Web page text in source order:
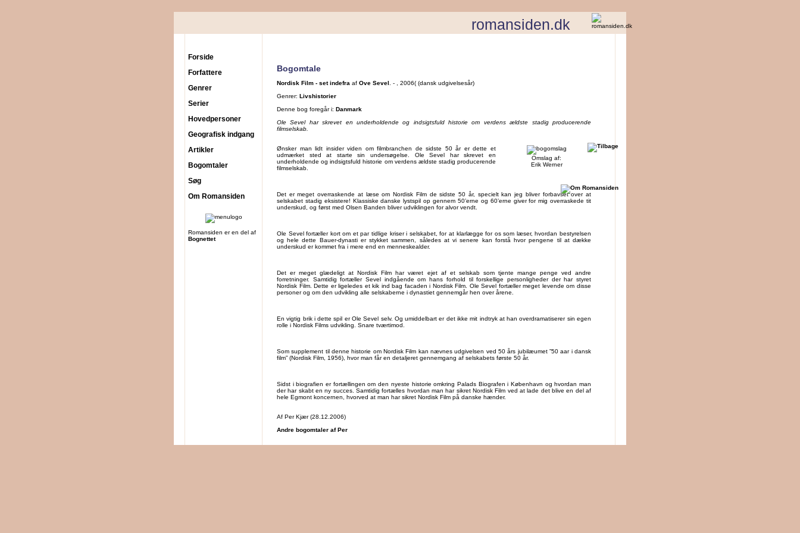
Forside
Forfattere
Genrer
Serier
Hovedpersoner
Geografisk indgang
Artikler
Bogomtaler
Søg
Om Romansiden
Romansiden er en del af
Bognettet
Bogomtale
Nordisk Film - set indefra af Ove Sevel . - , 2006( (dansk udgivelsesår)
Genrer: Livshistorier
Denne bog foregår i: Danmark
Ole Sevel har skrevet en underholdende og indsigtsfuld historie om verdens ældste stadig producerende
filmselskab.
Omslag af:
Erik Werner
Ønsker man lidt insider viden om filmbranchen de sidste 50 år er dette et
udmærket sted at starte sin undersøgelse. Ole Sevel har skrevet en
underholdende og indsigtsfuld historie om verdens ældste stadig producerende
filmselskab.
Det er meget overraskende at læse om Nordisk Film de sidste 50 år, specielt kan jeg bliver forbavset over at
selskabet stadig eksistere! Klassiske danske lystspil op gennem 50’erne og 60’erne giver for mig overraskede tit
underskud, og først med Olsen Banden bliver udviklingen for alvor vendt.
Ole Sevel fortæller kort om et par tidlige kriser i selskabet, for at klarlægge for os som læser, hvordan bestyrelsen
og hele dette Bauer-dynasti er stykket sammen, således at vi senere kan forstå hvor pengene til at dække
underskud er kommet fra i mere end en menneskealder.
Det er meget glædeligt at Nordisk Film har været ejet af et selskab som tjente mange penge ved andre
forretninger. Samtidig fortæller Sevel indgående om hans forhold til forskellige personligheder der har styret
Nordisk Film. Dette er ligeledes et kik ind bag facaden i Nordisk Film. Ole Sevel fortæller meget levende om disse
personer og om den udvikling alle selskaberne i dynastiet gennemgår hen over årene.
En vigtig brik i dette spil er Ole Sevel selv. Og umiddelbart er det ikke mit indtryk at han overdramatiserer sin egen
rolle i Nordisk Films udvikling. Snare tværtimod.
Som supplement til denne historie om Nordisk Film kan nævnes udgivelsen ved 50 års jubilæumet ”50 aar i dansk
film” (Nordisk Film, 1956), hvor man får en detaljeret gennemgang af selskabets første 50 år.
Sidst i biografien er fortællingen om den nyeste historie omkring Palads Biografen i København og hvordan man
der har skabt en ny succes. Samtidig fortælles hvordan man har sikret Nordisk Film ved at lade det blive en del af
hele Egmont koncernen, hvorved at man har sikret Nordisk Film på danske hænder.
Af Per Kjær (28.12.2006)
Andre bogomtaler af Per
romansiden.dk